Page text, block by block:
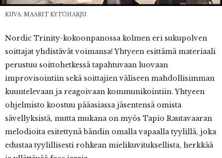
KUVA: MAARIT KYTÖHARJU.
Nordic Trinity-kokoonpanossa kolmen eri sukupolven
soittajat yhdistävät voimansa! Yhtyeen esittämä materiaali
perustuu soittohetkessä tapahtuvaan luovaan
improvisointiin sekä soittajien väliseen mahdollisimman
kuuntelevaan ja reagoivaan kommunikointiin. Yhtyeen
ohjelmisto koostuu pääasiassa jäsentensä omista
sävellyksistä, mutta mukana on myös Tapio Rautavaaran
melodioita esitettynä bändin omalla vapaalla tyylillä, joka
edustaa tyylillisesti rohkean mielikuvituksellista, herkkää